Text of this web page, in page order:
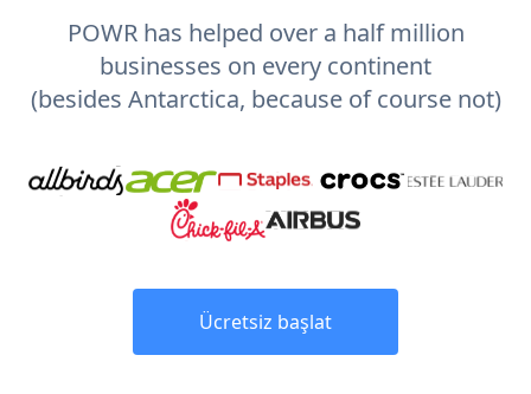
POWR has helped over a half million
businesses on every continent
(besides Antarctica, because of course not)
Ücretsiz başlat